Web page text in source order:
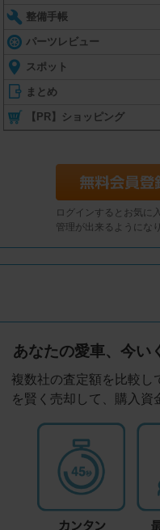
整備手帳
パーツレビュー
スポット
まとめ
【PR】ショッピング
ログインするとお気に
管理が出来るようにな
あなたの愛車、今い
複数社の査定額を比較し
を賢く売却して、購入資